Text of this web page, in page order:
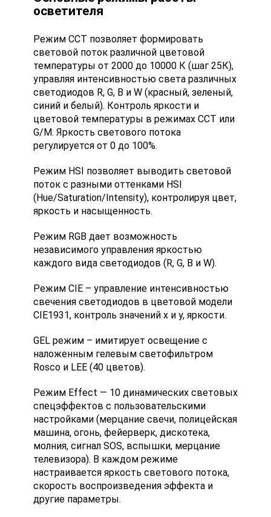
осветителя
Режим CCT позволяет формировать
световой поток различной цветовой
температуры от 2000 до 10000 К (шаг 25К),
управляя интенсивностью света различных
светодиодов R, G, B и W (красный, зеленый,
синий и белый). Контроль яркости и
цветовой температуры в режимах CCT или
G/M. Яркость светового потока
регулируется от 0 до 100%.
Режим HSI позволяет выводить световой
поток с разными оттенками HSI
(Hue/Saturation/Intensity), контролируя цвет,
яркость и насыщенность.
Режим RGB дает возможность
независимого управления яркостью
каждого вида светодиодов (R, G, B и W).
Режим CIE – управление интенсивностью
свечения светодиодов в цветовой модели
CIE1931, контроль значений x и y, яркости.
GEL режим – имитирует освещение с
наложенным гелевым светофильтром
Rosco и LEE (40 цветов).
Режим Effect — 10 динамических световых
спецэффектов с пользовательскими
настройками (мерцание свечи, полицейская
машина, огонь, фейерверк, дискотека,
молния, сигнал SOS, вспышки, мерцание
телевизора). В каждом режиме
настраивается яркость светового потока,
скорость воспроизведения эффекта и
другие параметры.